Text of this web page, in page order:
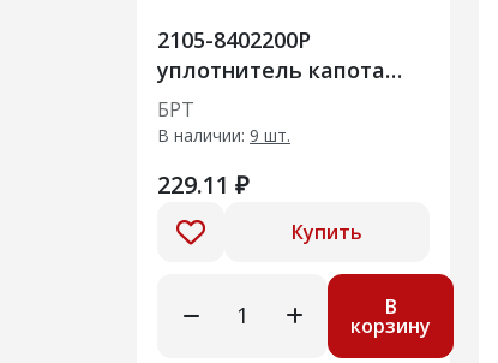
2105-8402200Р
уплотнитель капота
задний
БРТ
В наличии: 9 шт.
229.11 ₽
Купить
В
корзину